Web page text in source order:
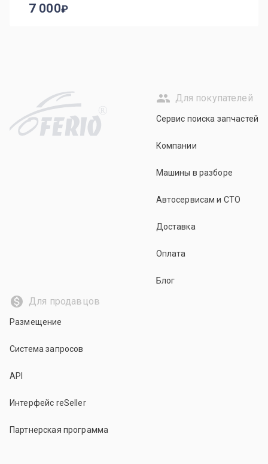
7 000
R
Для покупателей
Сервис поиска запчастей
Компании
Машины в разборе
Автосервисам и СТО
Доставка
Оплата
Блог
Для продавцов
Размещение
Система запросов
API
Интерфейс reSeller
Партнерская программа